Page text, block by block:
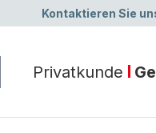
Kontaktieren Sie
Privatkunde